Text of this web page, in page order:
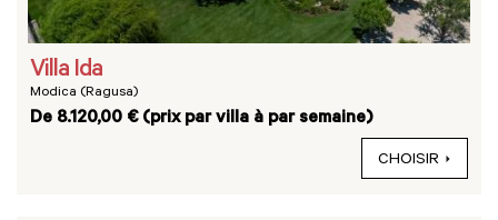
Villa Ida
Modica (Ragusa)
De 8.120,00 € (prix par villa à par semaine)
CHOISIR